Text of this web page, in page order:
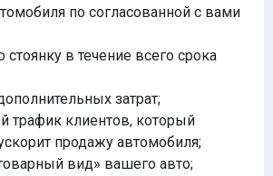
по согласованной с вами
в течение всего срока
затрат;
трафик клиентов, который
продажу автомобиля;
вид» вашего авто;